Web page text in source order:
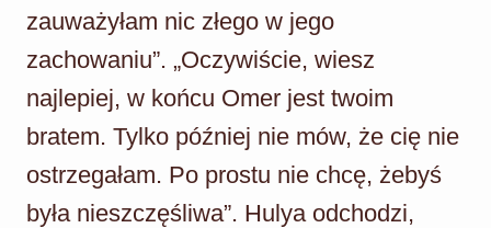
zauważyłam nic złego w jego
zachowaniu”. „Oczywiście, wiesz
najlepiej, w końcu Omer jest twoim
bratem. Tylko później nie mów, że cię nie
ostrzegałam. Po prostu nie chcę, żebyś
była nieszczęśliwa”. Hulya odchodzi,